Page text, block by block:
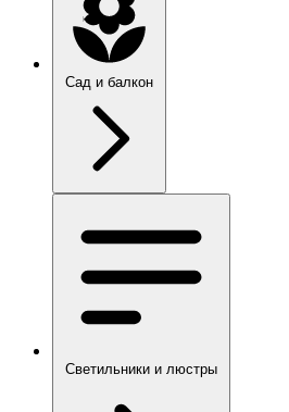
Сад и балкон
Светильники и люстры